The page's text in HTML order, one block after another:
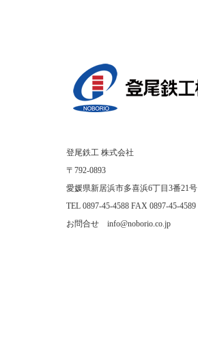
登尾鉄工 株式会社
〒792-0893
愛媛県新居浜市多喜浜6丁目3番21号
TEL 0897-45-4588 FAX 0897-45-4589
お問合せ info@noborio.co.jp